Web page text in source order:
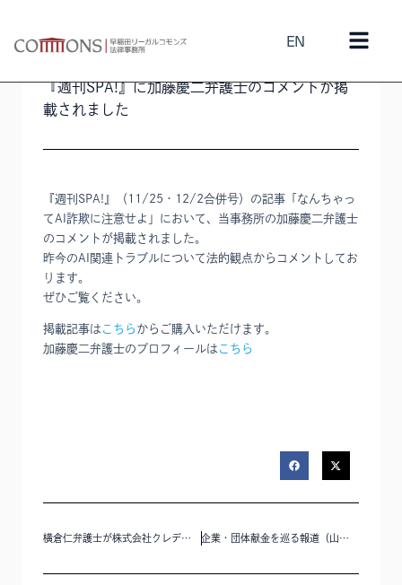
EN
2025年11月28日
『週刊SPA!』に加藤慶二弁護士のコメントが掲
載されました
『週刊SPA!』（11/25・12/2合併号）の記事「なんちゃっ
てAI詐欺に注意せよ」において、当事務所の加藤慶二弁護士
のコメントが掲載されました。
昨今のAI関連トラブルについて法的観点からコメントしてお
ります。
ぜひご覧ください。
掲載記事は こちら からご購入いただけます。
加藤慶二弁護士のプロフィールは こちら
横倉仁弁護士が株式会社クレディセゾン『統合レポート2025』に掲載されました。 企業・団体献金を巡る報道（山陽新聞ほか）に稲村宥人弁護士のコメントが掲載されました